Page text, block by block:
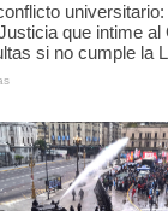
que intime al
si no cumple la